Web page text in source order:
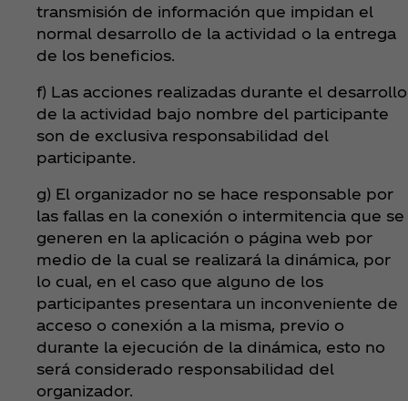
transmisión de información que impidan el
normal desarrollo de la actividad o la entrega
de los beneficios.
f) Las acciones realizadas durante el desarrollo
de la actividad bajo nombre del participante
son de exclusiva responsabilidad del
participante.
g) El organizador no se hace responsable por
las fallas en la conexión o intermitencia que se
generen en la aplicación o página web por
medio de la cual se realizará la dinámica, por
lo cual, en el caso que alguno de los
participantes presentara un inconveniente de
acceso o conexión a la misma, previo o
durante la ejecución de la dinámica, esto no
será considerado responsabilidad del
organizador.